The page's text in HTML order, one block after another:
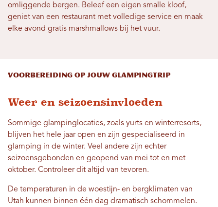
omliggende bergen. Beleef een eigen smalle kloof,
geniet van een restaurant met volledige service en maak
elke avond gratis marshmallows bij het vuur.
Voorbereiding op jouw glampingtrip
Weer en seizoensinvloeden
Sommige glampinglocaties, zoals yurts en winterresorts,
blijven het hele jaar open en zijn gespecialiseerd in
glamping in de winter. Veel andere zijn echter
seizoensgebonden en geopend van mei tot en met
oktober. Controleer dit altijd van tevoren.
De temperaturen in de woestijn- en bergklimaten van
Utah kunnen binnen één dag dramatisch schommelen.